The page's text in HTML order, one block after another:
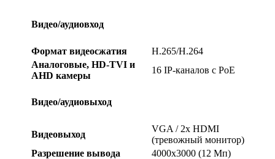
Видео/аудиовход
Формат видеосжатия
H.265/H.264
Аналоговые, HD-TVI и
AHD камеры
16 IP-каналов с PoE
Видео/аудиовыход
Видеовыход
VGA / 2x HDMI
(тревожный монитор)
Разрешение вывода
4000х3000 (12 Мп)